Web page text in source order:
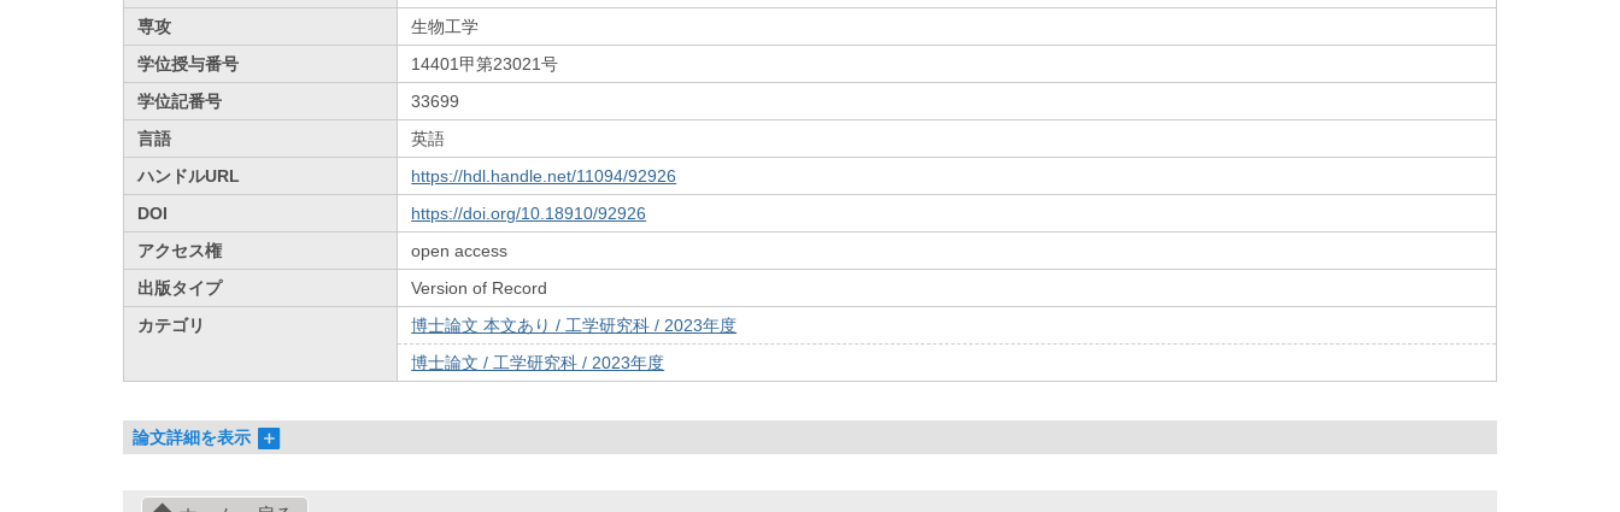
専攻
生物工学
学位授与番号
14401甲第23021号
学位記番号
33699
言語
英語
ハンドルURL
https://hdl.handle.net/11094/92926
DOI
https://doi.org/10.18910/92926
アクセス権
open access
出版タイプ
Version of Record
カテゴリ
博士論文 本文あり / 工学研究科 / 2023年度
博士論文 / 工学研究科 / 2023年度
論文詳細を表示